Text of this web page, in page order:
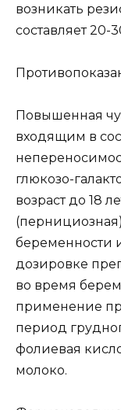
возникать
составляет 20-
Повышенная
входящим в
глюкозо-
возраст до 18
беременности
дозировке
во время
применение
период
фолиевая
молоко.